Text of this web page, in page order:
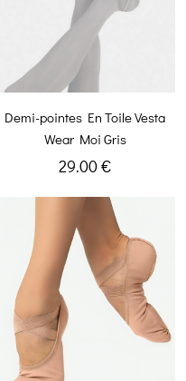
Demi-pointes En Toile Vesta
Wear Moi Gris
29.00 €